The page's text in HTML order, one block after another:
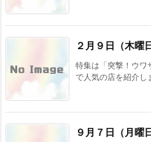
２月９日（木曜
特集は「突撃！ウワ
で人気の店を紹介し
９月７日（月曜